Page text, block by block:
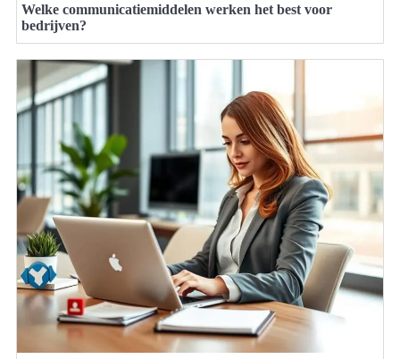
Welke communicatiemiddelen werken het best voor
bedrijven?